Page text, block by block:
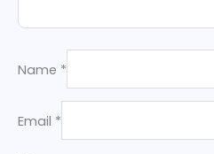
Name *
Email *